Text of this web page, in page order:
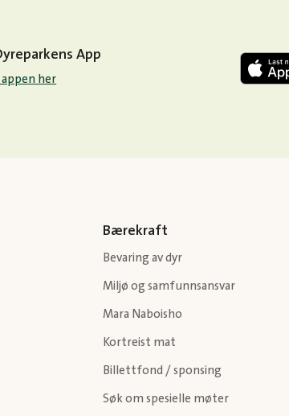
App
appen her
Bærekraft
Bevaring av dyr
Miljø og samfunnsansvar
Mara Naboisho
Kortreist mat
Billettfond / sponsing
Søk om spesielle møter